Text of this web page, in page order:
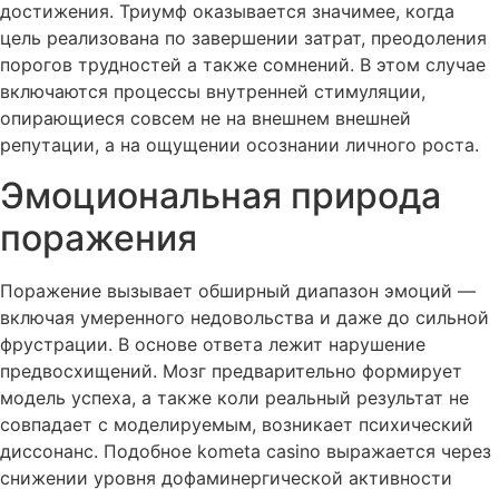
достижения. Триумф оказывается значимее, когда
цель реализована по завершении затрат, преодоления
порогов трудностей а также сомнений. В этом случае
включаются процессы внутренней стимуляции,
опирающиеся совсем не на внешнем внешней
репутации, а на ощущении осознании личного роста.
Эмоциональная природа
поражения
Поражение вызывает обширный диапазон эмоций —
включая умеренного недовольства и даже до сильной
фрустрации. В основе ответа лежит нарушение
предвосхищений. Мозг предварительно формирует
модель успеха, а также коли реальный результат не
совпадает c моделируемым, возникает психический
диссонанс. Подобное kometa casino выражается через
снижении уровня дофаминергической активности